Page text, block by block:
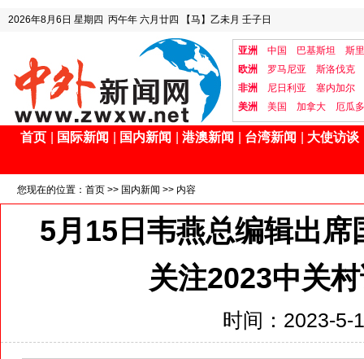
2026年8月6日 星期四 丙午年 六月廿四 【马】乙未月 壬子日
亚洲 中国 巴基斯坦
斯
欧洲
罗马尼亚
斯洛伐克
非洲
尼日利亚
塞内加尔
美洲
美国 加拿大 厄瓜
首页 国际新闻 国内新闻 港澳新闻 台湾新闻 大使访谈
您现在的位置： 首页 >> 国内新闻 >> 内容
5月15日韦燕总编辑出
关注2023中关
时间：2023-5-